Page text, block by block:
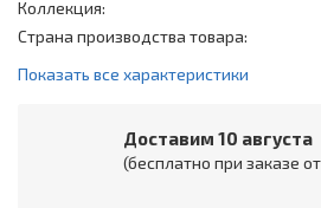
Коллекция:
Страна производства товара:
Показать все характеристики
Доставим 10 августа
(бесплатно при заказе